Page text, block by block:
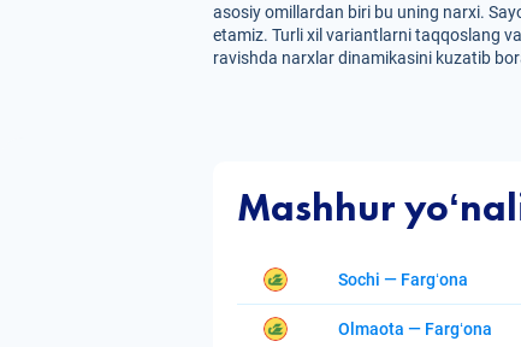
asosiy omillardan biri bu uning narxi.
etamiz. Turli xil variantlarni taqqoslang
ravishda narxlar dinamikasini kuzatib
Mashhur
Sochi — Fargʻona
Olmaota — Fargʻona